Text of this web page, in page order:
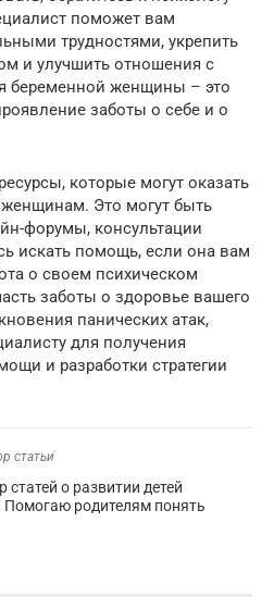
поможет вам
трудностями, укрепить
и улучшить отношения с
беременной женщины – это
заботы о себе и о
которые могут оказать
Это могут быть
форумы, консультации
искать помощь, если она вам
о своем психическом
заботы о здоровье вашего
панических атак,
для получения
и разработки стратегии
статьи
статей о развитии детей
Помогаю родителям понять